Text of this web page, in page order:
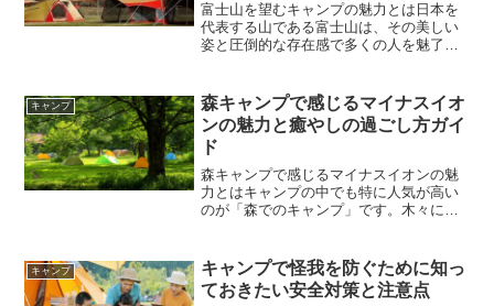
富士山を望むキャンプの魅力とは日本を
代表する山である富士山は、その美しい
姿と圧倒的な存在感で多くの人を魅了し
深く体感することができます。単に遠く
から眺めるだけでなく、自...
キャンプ
森キャンプで感じるマイナスイオ
ンの魅力と癒やしの過ごし方ガイ
ド
森キャンプで感じるマイナスイオンの魅
力とはキャンプの中でも特に人気が高い
のが「森でのキャンプ」です。木々に囲
とができます。その魅力の一つとしてよ
く語られるのが「マイナス...
キャンプ
キャンプで怪我を防ぐために知っ
ておきたい安全対策と注意点